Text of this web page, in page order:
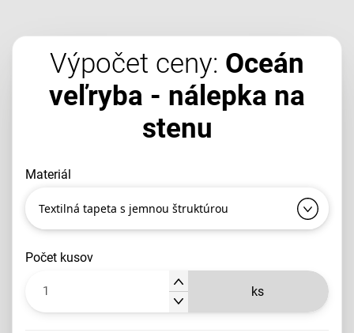
Výpočet ceny: Oceán
veľryba - nálepka na
stenu
materiál
Textilná tapeta s jemnou štruktúrou
počet kusov
ks